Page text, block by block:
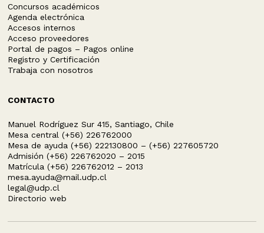
Concursos académicos
Agenda electrónica
Accesos internos
Acceso proveedores
Portal de pagos – Pagos online
Registro y Certificación
Trabaja con nosotros
CONTACTO
Manuel Rodríguez Sur 415, Santiago, Chile
Mesa central (+56) 226762000
Mesa de ayuda (+56) 222130800 – (+56) 227605720
Admisión (+56) 226762020 – 2015
Matrícula (+56) 226762012 – 2013
mesa.ayuda@mail.udp.cl
legal@udp.cl
Directorio web